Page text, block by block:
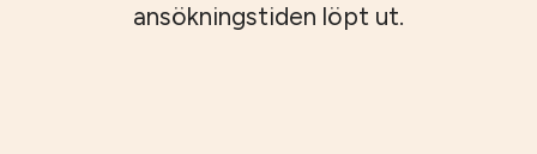
ansökningstiden löpt ut.